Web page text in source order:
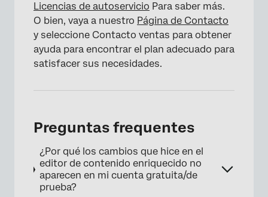
Licencias de autoservicio Para saber más.
O bien, vaya a nuestro Página de Contacto
y seleccione Contacto ventas para obtener
ayuda para encontrar el plan adecuado para
satisfacer sus necesidades.
Preguntas frequentes
¿Por qué los cambios que hice en el
editor de contenido enriquecido no
aparecen en mi cuenta gratuita/de
prueba?